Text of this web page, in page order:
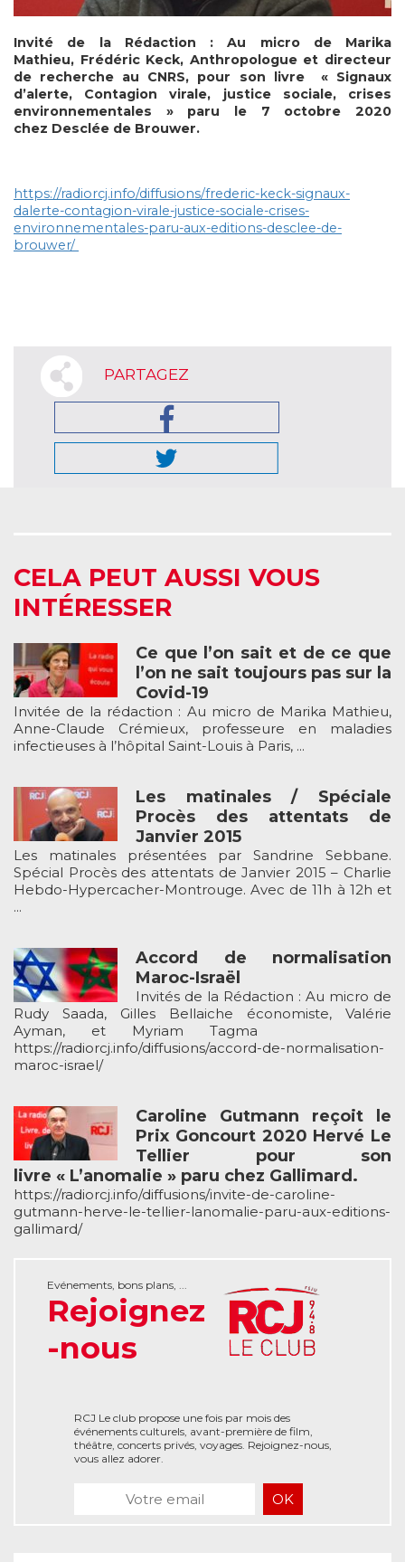
Invité de la Rédaction : Au micro de Marika
Mathieu, Frédéric Keck, Anthropologue et directeur
de recherche au CNRS, pour son livre « Signaux
d’alerte, Contagion virale, justice sociale, crises
environnementales » paru le 7 octobre 2020
chez Desclée de Brouwer.
https://radiorcj.info/diffusions/frederic-keck-signaux-
dalerte-contagion-virale-justice-sociale-crises-
environnementales-paru-aux-editions-desclee-de-
brouwer/
PARTAGEZ
CELA PEUT AUSSI VOUS
INTÉRESSER
Ce que l’on sait et de ce que
l’on ne sait toujours pas sur la
Covid-19
Invitée de la rédaction : Au micro de Marika Mathieu,
Anne-Claude Crémieux, professeure en maladies
infectieuses à l’hôpital Saint-Louis à Paris, ...
Les matinales / Spéciale
Procès des attentats de
Janvier 2015
Les matinales présentées par Sandrine Sebbane.
Spécial Procès des attentats de Janvier 2015 – Charlie
Hebdo-Hypercacher-Montrouge. Avec de 11h à 12h et
...
Accord de normalisation
Maroc-Israël
Invités de la Rédaction : Au micro de
Rudy Saada, Gilles Bellaiche économiste, Valérie
Ayman, et Myriam Tagma
https://radiorcj.info/diffusions/accord-de-normalisation-
maroc-israel/
Caroline Gutmann reçoit le
Prix Goncourt 2020 Hervé Le
Tellier pour son
livre « L’anomalie » paru chez Gallimard.
https://radiorcj.info/diffusions/invite-de-caroline-
gutmann-herve-le-tellier-lanomalie-paru-aux-editions-
gallimard/
Evénements, bons plans, ...
Rejoignez
-nous
RCJ Le club propose une fois par mois des
événements culturels, avant-première de film,
théâtre, concerts privés, voyages. Rejoignez-nous,
vous allez adorer.